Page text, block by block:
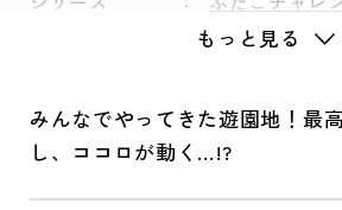
もっと見る
みんなでやってきた遊園地！最
し、ココロが動く…!?